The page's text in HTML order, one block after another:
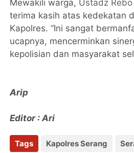
Mewakili warga, Ustadz Rebo
terima kasih atas kedekatan
Kapolres. “Ini sangat
ucapnya, mencerminkan
kepolisian dan masyarakat
Arip
Editor : Ari
Tags Kapolres Serang